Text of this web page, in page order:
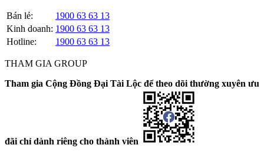
Bán lẻ:
1900 63 63 13
Kinh doanh: 1900 63 63 13
Hotline:
1900 63 63 13
THAM GIA GROUP
Tham gia Cộng Đồng Đại Tài Lộc để theo dõi thường xuyên ưu
đãi chỉ dành riêng cho thành viên